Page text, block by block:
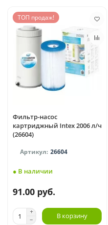
ТОП продаж!
Фильтр-насос
картриджный Intex 2006 л/ч
(26604)
26604
● В наличии
91.00 руб.
В корзину